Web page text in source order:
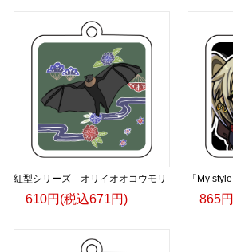
紅型シリーズ オリイオオコウモリ
610円(税込671円)
「My style
865